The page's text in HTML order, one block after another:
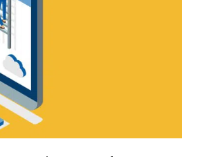
ОТРИМАНИХ НА ВІЙНІ,
ВОЙТИК